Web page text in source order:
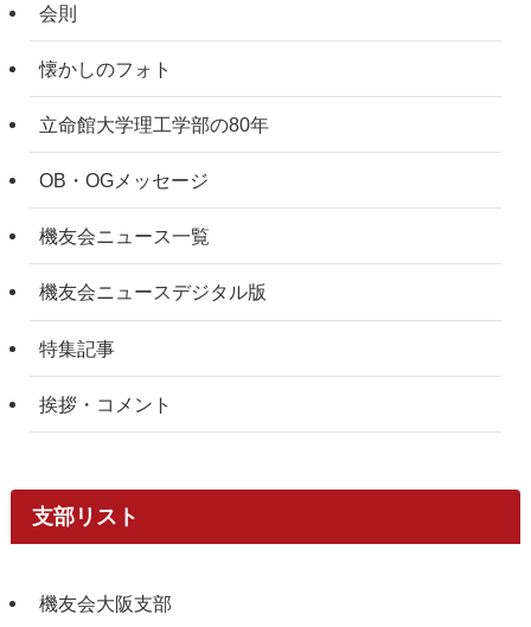
会則
懐かしのフォト
立命館大学理工学部の80年
OB・OGメッセージ
機友会ニュース一覧
機友会ニュースデジタル版
特集記事
挨拶・コメント
支部リスト
機友会大阪支部